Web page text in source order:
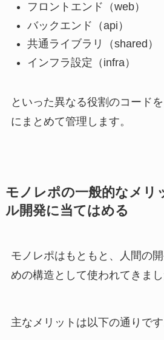
フロントエンド（web）
バックエンド（api）
共通ライブラリ（shared）
インフラ設定（infra）
といった異なる役割のコード
にまとめて管理します。
モノレポの一般的なメリ
ル開発に当てはめる
モノレポはもともと、人間の
めの構造として使われてきまし
主なメリットは以下の通りです